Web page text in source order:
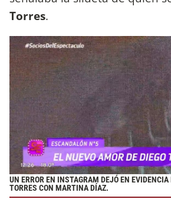
Torres.
UN ERROR EN INSTAGRAM DEJÓ EN EVIDENCIA
TORRES CON MARTINA DÍAZ.